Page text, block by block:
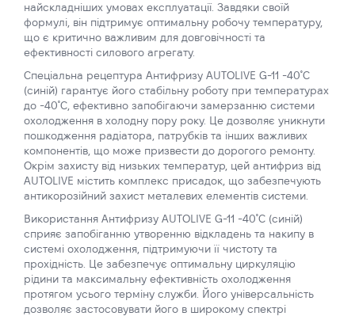
найскладніших умовах експлуатації. Завдяки своїй
формулі, він підтримує оптимальну робочу температуру,
що є критично важливим для довговічності та
ефективності силового агрегату.
Спеціальна рецептура Антифризу AUTOLIVE G-11 -40˚C
(синій) гарантує його стабільну роботу при температурах
до -40˚C, ефективно запобігаючи замерзанню системи
охолодження в холодну пору року. Це дозволяє уникнути
пошкодження радіатора, патрубків та інших важливих
компонентів, що може призвести до дорогого ремонту.
Окрім захисту від низьких температур, цей антифриз від
AUTOLIVE містить комплекс присадок, що забезпечують
антикорозійний захист металевих елементів системи.
Використання Антифризу AUTOLIVE G-11 -40˚C (синій)
сприяє запобіганню утворенню відкладень та накипу в
системі охолодження, підтримуючи її чистоту та
прохідність. Це забезпечує оптимальну циркуляцію
рідини та максимальну ефективність охолодження
протягом усього терміну служби. Його універсальність
дозволяє застосовувати його в широкому спектрі